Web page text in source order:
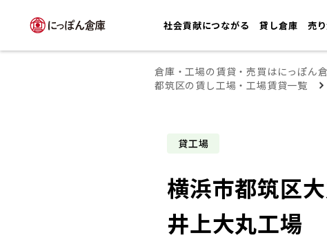
社会貢献につながる 貸し倉庫 売
倉庫・工場の賃貸・売買はにっぽん
都筑区の賃し工場・工場賃貸一覧
貸工場
横浜市都筑区
井上大丸工場